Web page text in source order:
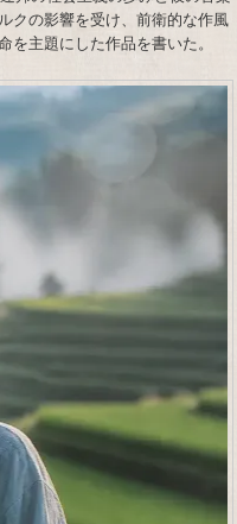
クの影響を受け、前衛的な作風
主題にした作品を書いた。